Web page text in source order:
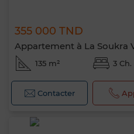
355 000 TND
Appartement à La Soukra
135 m² 3 Ch.
Contacter